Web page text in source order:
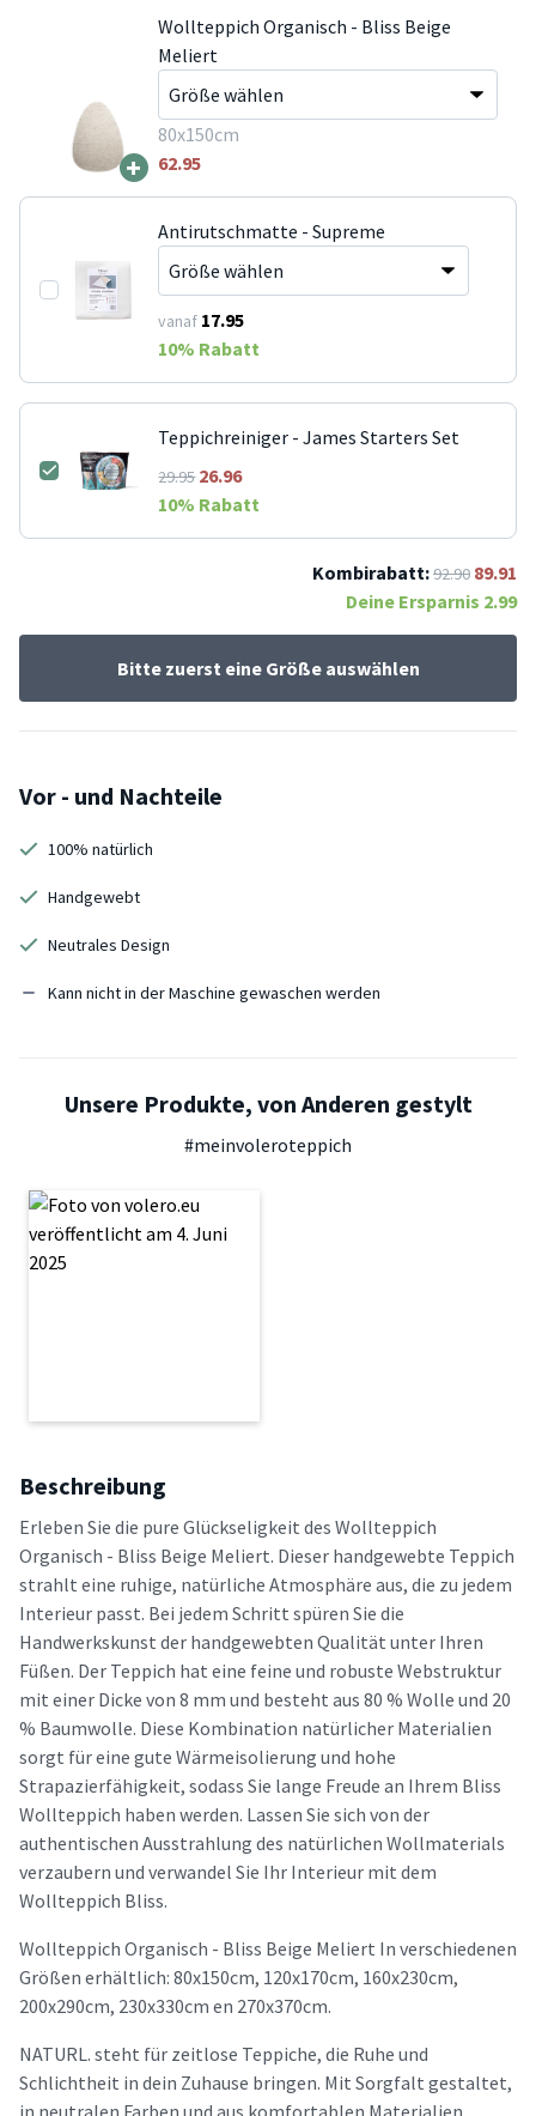
+
Wollteppich Organisch - Bliss Beige
Meliert
80x150cm
62.95
Antirutschmatte - Supreme
vanaf 17.95
10% Rabatt
Teppichreiniger - James Starters Set
29.9526.96
10% Rabatt
Kombirabatt:92.90 89.91
Deine Ersparnis 2.99
Bitte zuerst eine Größe auswählen
Vor - und Nachteile
100% natürlich
Handgewebt
Neutrales Design
Kann nicht in der Maschine gewaschen werden
Unsere Produkte, von Anderen gestylt
#meinvoleroteppich
Beschreibung
Erleben Sie die pure Glückseligkeit des Wollteppich
Organisch - Bliss Beige Meliert. Dieser handgewebte Teppich
strahlt eine ruhige, natürliche Atmosphäre aus, die zu jedem
Interieur passt. Bei jedem Schritt spüren Sie die
Handwerkskunst der handgewebten Qualität unter Ihren
Füßen. Der Teppich hat eine feine und robuste Webstruktur
mit einer Dicke von 8 mm und besteht aus 80 % Wolle und 20
% Baumwolle. Diese Kombination natürlicher Materialien
sorgt für eine gute Wärmeisolierung und hohe
Strapazierfähigkeit, sodass Sie lange Freude an Ihrem Bliss
Wollteppich haben werden. Lassen Sie sich von der
authentischen Ausstrahlung des natürlichen Wollmaterials
verzaubern und verwandel Sie Ihr Interieur mit dem
Wollteppich Bliss.
Wollteppich Organisch - Bliss Beige Meliert In verschiedenen
Größen erhältlich: 80x150cm, 120x170cm, 160x230cm,
200x290cm, 230x330cm en 270x370cm.
NATURL. steht für zeitlose Teppiche, die Ruhe und
Schlichtheit in dein Zuhause bringen. Mit Sorgfalt gestaltet,
in neutralen Farben und aus komfortablen Materialien